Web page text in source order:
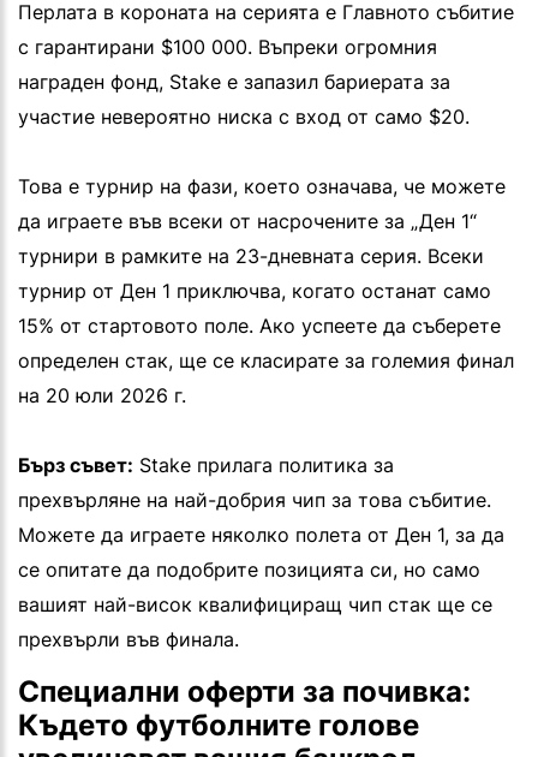
Перлата в короната на серията е Главното събитие
с гарантирани $100 000. Въпреки огромния
награден фонд, Stake е запазил бариерата за
участие невероятно ниска с вход от само $20.
Това е турнир на фази, което означава, че можете
да играете във всеки от насрочените за „Ден 1“
турнири в рамките на 23-дневната серия. Всеки
турнир от Ден 1 приключва, когато останат само
15% от стартовото поле. Ако успеете да съберете
определен стак, ще се класирате за големия финал
на 20 юли 2026 г.
Бърз съвет: Stake прилага политика за
прехвърляне на най-добрия чип за това събитие.
Можете да играете няколко полета от Ден 1, за да
се опитате да подобрите позицията си, но само
вашият най-висок квалифициращ чип стак ще се
прехвърли във финала.
Специални оферти за почивка:
Където футболните голове